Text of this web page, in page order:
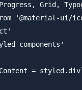
Grid,
'@material-ui/
components'
=